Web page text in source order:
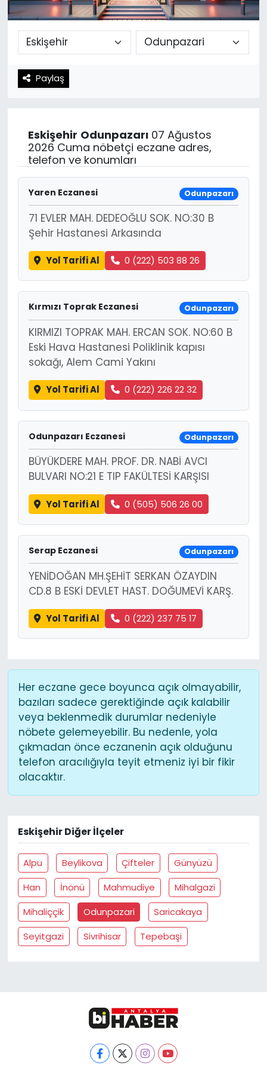
Paylaş
Eskişehir Odunpazarı07 Ağustos
2026 Cuma nöbetçi eczane adres,
telefon ve konumları
Yaren Eczanesi Odunpazarı
71 EVLER MAH. DEDEOĞLU SOK. NO:30 B
Şehir Hastanesi Arkasında
Yol Tarifi Al 0 (222) 503 88 26
Kırmızı Toprak Eczanesi Odunpazarı
KIRMIZI TOPRAK MAH. ERCAN SOK. NO:60 B
Eski Hava Hastanesi Poliklinik kapısı
sokağı, Alem Cami Yakını
Yol Tarifi Al 0 (222) 226 22 32
Odunpazarı Eczanesi Odunpazarı
BÜYÜKDERE MAH. PROF. DR. NABİ AVCI
BULVARI NO:21 E TIP FAKÜLTESİ KARŞISI
Yol Tarifi Al 0 (505) 506 26 00
Serap Eczanesi Odunpazarı
YENİDOĞAN MH.ŞEHİT SERKAN ÖZAYDIN
CD.8 B ESKİ DEVLET HAST. DOĞUMEVİ KARŞ.
Yol Tarifi Al 0 (222) 237 75 17
Her eczane gece boyunca açık olmayabilir,
bazıları sadece gerektiğinde açık kalabilir
veya beklenmedik durumlar nedeniyle
nöbete gelemeyebilir. Bu nedenle, yola
çıkmadan önce eczanenin açık olduğunu
telefon aracılığıyla teyit etmeniz iyi bir fikir
olacaktır.
Eskişehir Diğer İlçeler
Alpu Beylikova Çifteler
Günyüzü
Han
İnönü Mahmudiye
Mihalgazi
Mihaliççik
Odunpazari
Saricakaya
Seyitgazi
Sivrihisar Tepebaşi
Spor
Teknoloji
Resmi İlanlar
Teknoloji
Yaşam
Künye
İletişim